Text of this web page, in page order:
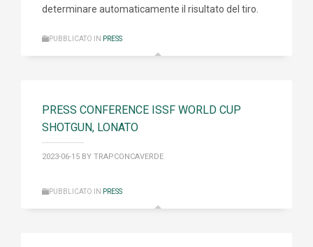
determinare automaticamente il risultato del tiro.
PUBBLICATO IN PRESS
PRESS CONFERENCE ISSF WORLD CUP
SHOTGUN, LONATO
2023-06-15 BY TRAPCONCAVERDE
PUBBLICATO IN PRESS